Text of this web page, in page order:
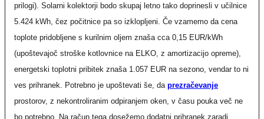
prilogi). Solarni kolektorji bodo skupaj letno tako doprinesli v učilnice
5.424 kWh, čez počitnice pa so izklopljeni. Če vzamemo da cena
toplote pridobljene s kurilnim oljem znaša cca 0,15 EUR/kWh
(upoštevajoč stroške kotlovnice na ELKO, z amortizacijo opreme),
energetski toplotni pribitek znaša 1.057 EUR na sezono, vendar to ni
ves prihranek. Potrebno je upoštevati še, da prezračevanje
prostorov, z nekontroliranim odpiranjem oken, v času pouka več ne
bo potrebno. Na račun tega dosežemo dodatni prihranek zaradi